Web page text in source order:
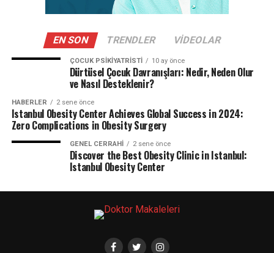
EN SON TRENDLER VIDEOLAR
ÇOCUK PSIKIYATRISTI 10 ay önce
Dürtüsel Çocuk Davranışları: Nedir, Neden Olur
ve Nasıl Desteklenir?
HABERLER 2 sene önce
Istanbul Obesity Center Achieves Global Success in 2024:
Zero Complications in Obesity Surgery
GENEL CERRAHI 2 sene önce
Discover the Best Obesity Clinic in Istanbul:
Istanbul Obesity Center